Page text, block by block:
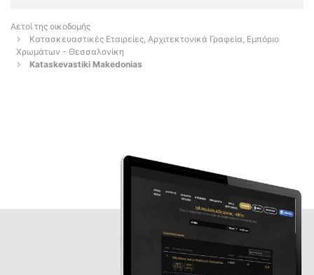
Αετοί της οικοδομής
Κατασκευαστικές Εταιρείες, Αρχιτεκτονικά Γραφεία, Εμπόριο
Χρωμάτων - Θεσσαλονίκη
Kataskevastiki Makedonias